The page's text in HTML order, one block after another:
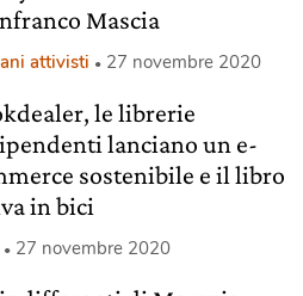
Mascia
attivisti 27 novembre 2020
le librerie
lanciano un e-
sostenibile e il libro
in bici
27 novembre 2020